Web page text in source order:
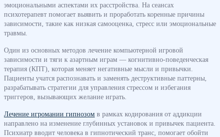
эмоциональными аспектами их расстройства. На сеансах
психотерапевт помогает выявить и проработать коренные причины
зависимости, такие как низкая самооценка, стресс или эмоциональные
травмы.
Один из основных методов лечение компьютерной игровой
зависимости и тяги к азартным играм — когнитивно-поведенческая
терапия (КПТ), которая меняет негативные мысли и привычки.
Пациенты учатся распознавать и заменять деструктивные паттерны,
разрабатывать стратегии для управления стрессом и избегания
триггеров, вызывающих желание играть.
Лечение игромании гипнозом в рамках кодирования от аддикции
направлено на изменение глубинных установок и привычек пациента.
Психиатр вводит человека в гипнотический транс, помогает обойти